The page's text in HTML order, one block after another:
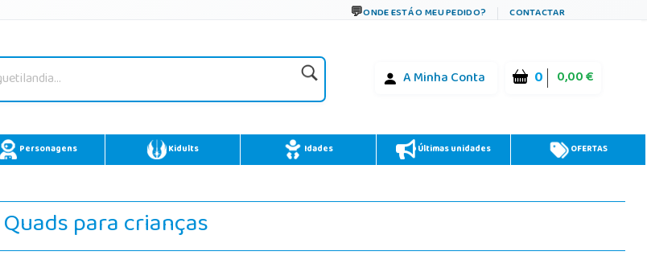
ONDE ESTÁ O MEU PEDIDO? CONTACTAR
A Minha Conta 0 0,00 €
Personagens Kidults Idades Últimas unidades OFERTAS
Quads para crianças